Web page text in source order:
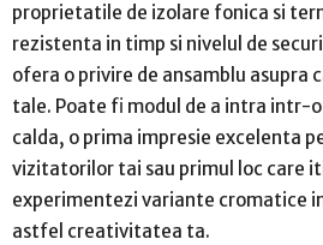
proprietatile de izolare fonica si
rezistenta in timp si nivelul de
ofera o privire de ansamblu asupra
tale. Poate fi modul de a intra intr-
calda, o prima impresie excelenta
vizitatorilor tai sau primul loc care
experimentezi variante cromatice
astfel creativitatea ta.